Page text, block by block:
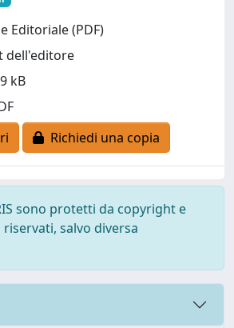
Editoriale (PDF)
dell'editore
kB
Richiedi una copia
sono protetti da copyright e
salvo diversa